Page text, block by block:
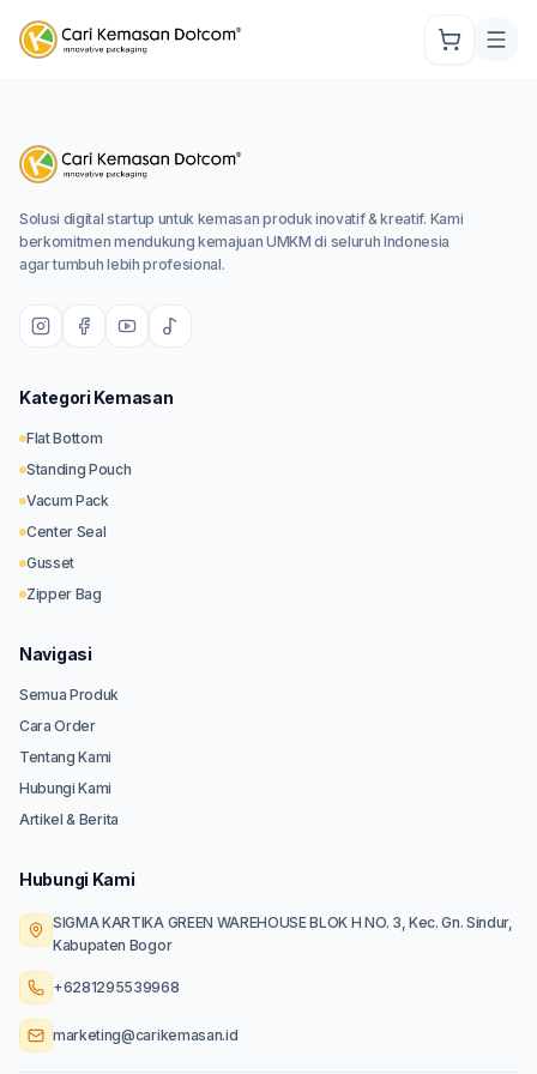
Solusi digital startup untuk kemasan produk inovatif & kreatif. Kami
berkomitmen mendukung kemajuan UMKM di seluruh Indonesia
agar tumbuh lebih profesional.
Kategori Kemasan
Flat Bottom
Standing Pouch
Vacum Pack
Center Seal
Gusset
Zipper Bag
Navigasi
Semua Produk
Cara Order
Tentang Kami
Hubungi Kami
Artikel & Berita
Hubungi Kami
SIGMA KARTIKA GREEN WAREHOUSE BLOK H NO. 3, Kec. Gn. Sindur,
Kabupaten Bogor
+6281295539968
marketing@carikemasan.id